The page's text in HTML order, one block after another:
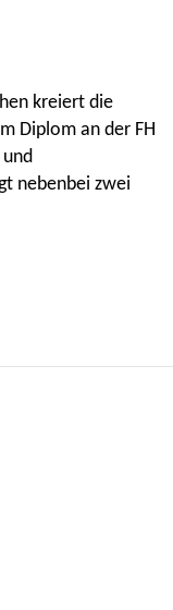
kreiert die
Diplom an der FH
nebenbei zwei